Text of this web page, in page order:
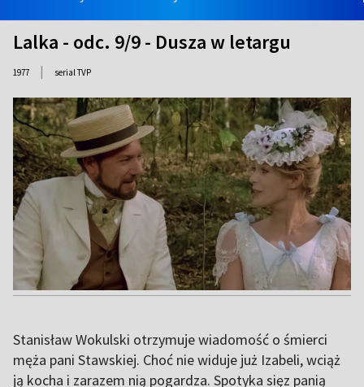
Lalka - odc. 9/9 - Dusza w letargu
1977 | serial TVP
Stanisław Wokulski otrzymuje wiadomość o śmierci
męża pani Stawskiej. Choć nie widuje już Izabeli, wciąż
ją kocha i zarazem nią pogardza. Spotyka sięz panią